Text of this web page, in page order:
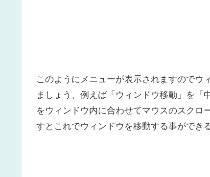
このようにメニューが表示されますのでウ
ましょう、例えば「ウィンドウ移動」を
をウィンドウ内に合わせてマウスのスクロ
すとこれでウィンドウを移動する事ができ